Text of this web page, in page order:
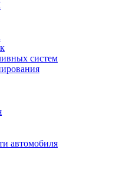
систем
автомобиля